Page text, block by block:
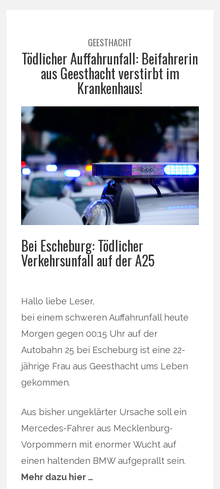
GEESTHACHT
Tödlicher Auffahrunfall: Beifahrerin
aus Geesthacht verstirbt im
Krankenhaus!
Bei Escheburg: Tödlicher
Verkehrsunfall auf der A25
Hallo liebe Leser,
bei einem schweren Auffahrunfall heute
Morgen gegen 00:15 Uhr auf der
Autobahn 25 bei Escheburg ist eine 22-
jährige Frau aus Geesthacht ums Leben
gekommen.
Aus bisher ungeklärter Ursache soll ein
Mercedes-Fahrer aus Mecklenburg-
Vorpommern mit enormer Wucht auf
einen haltenden BMW aufgeprallt sein.
Mehr dazu hier …